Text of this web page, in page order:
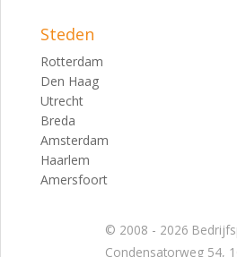
- Open buitenterrein (veel ruimte
- Goederenlift voor de boxen op de
- Sanitaire voorziening met
- Zonnepanelen
- Parkbeheerder aangestuurd
Steden
Rotterdam
Den Haag
Utrecht
Breda
Amsterdam
Haarlem
Amersfoort
© 2008 - 2026
Condensatorweg 54,